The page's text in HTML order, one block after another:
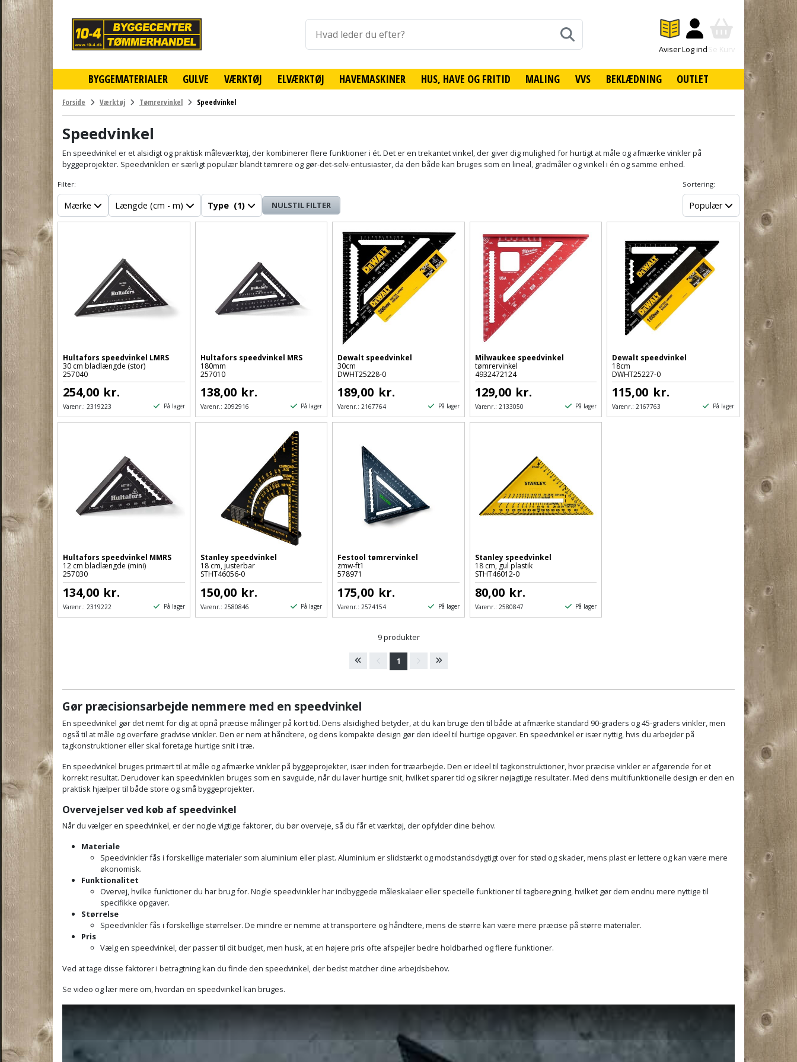
BYGGEMATERIALER GULVE VÆRKTØJ ELVÆRKTØJ HAVEMASKINER HUS, HAVE OG FRITID MALING VVS BEKLÆDNING OUTLET
online
byggemarked
og
tømmerhandel
-
byg
AviserLog indSe Kurv
Forside Værktøj Tømrervinkel Speedvinkel
Speedvinkel
En speedvinkel er et alsidigt og praktisk måleværktøj, der kombinerer flere funktioner i ét. Det er en trekantet vinkel, der giver dig mulighed for hurtigt at måle og afmærke vinkler på
byggeprojekter. Speedvinklen er særligt populær blandt tømrere og gør-det-selv-entusiaster, da den både kan bruges som en lineal, gradmåler og vinkel i én og samme enhed.
Filter:
Mærke Længde (cm - m) Type(1) NULSTIL FILTER
Sortering:
Populær
Hultafors speedvinkel LMRS
30 cm bladlængde (stor)
257040
254,00 kr.
Varenr.: 2319223 På lager
Hultafors speedvinkel MRS
180mm
257010
138,00 kr.
Varenr.: 2092916 På lager
Dewalt speedvinkel
30cm
DWHT25228-0
189,00 kr.
Varenr.: 2167764 På lager
Milwaukee speedvinkel
tømrervinkel
4932472124
129,00 kr.
Varenr.: 2133050 På lager
Dewalt speedvinkel
18cm
DWHT25227-0
115,00 kr.
Varenr.: 2167763 På lager
Hultafors speedvinkel MMRS
12 cm bladlængde (mini)
257030
134,00 kr.
Varenr.: 2319222 På lager
Stanley speedvinkel
18 cm, justerbar
STHT46056-0
150,00 kr.
Varenr.: 2580846 På lager
Festool tømrervinkel
zmw-ft1
578971
175,00 kr.
Varenr.: 2574154 På lager
Stanley speedvinkel
18 cm, gul plastik
STHT46012-0
80,00 kr.
Varenr.: 2580847 På lager
9 produkter
1
Gør præcisionsarbejde nemmere med en speedvinkel
En speedvinkel gør det nemt for dig at opnå præcise målinger på kort tid. Dens alsidighed betyder, at du kan bruge den til både at afmærke standard 90-graders og 45-graders vinkler, men
også til at måle og overføre gradvise vinkler. Den er nem at håndtere, og dens kompakte design gør den ideel til hurtige opgaver. En speedvinkel er især nyttig, hvis du arbejder på
tagkonstruktioner eller skal foretage hurtige snit i træ.
En speedvinkel bruges primært til at måle og afmærke vinkler på byggeprojekter, især inden for træarbejde. Den er ideel til tagkonstruktioner, hvor præcise vinkler er afgørende for et
korrekt resultat. Derudover kan speedvinklen bruges som en savguide, når du laver hurtige snit, hvilket sparer tid og sikrer nøjagtige resultater. Med dens multifunktionelle design er den en
praktisk hjælper til både store og små byggeprojekter.
Overvejelser ved køb af speedvinkel
Når du vælger en speedvinkel, er der nogle vigtige faktorer, du bør overveje, så du får et værktøj, der opfylder dine behov.
Materiale
Speedvinkler fås i forskellige materialer som aluminium eller plast. Aluminium er slidstærkt og modstandsdygtigt over for stød og skader, mens plast er lettere og kan være mere
økonomisk.
Funktionalitet
Overvej, hvilke funktioner du har brug for. Nogle speedvinkler har indbyggede måleskalaer eller specielle funktioner til tagberegning, hvilket gør dem endnu mere nyttige til
specifikke opgaver.
Størrelse
Speedvinkler fås i forskellige størrelser. De mindre er nemme at transportere og håndtere, mens de større kan være mere præcise på større materialer.
Pris
Vælg en speedvinkel, der passer til dit budget, men husk, at en højere pris ofte afspejler bedre holdbarhed og flere funktioner.
Ved at tage disse faktorer i betragtning kan du finde den speedvinkel, der bedst matcher dine arbejdsbehov.
Se video og lær mere om, hvordan en speedvinkel kan bruges.